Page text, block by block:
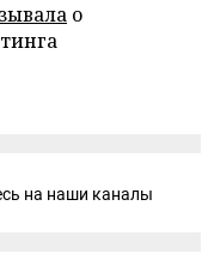
о
на наши каналы